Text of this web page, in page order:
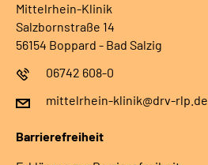
Zuweisende &
Selbsthilfegruppen
Mittelrhein-Klinik
Salzbornstraße 14
56154 Boppard - Bad Salzig
06742 608-0
mittelrhein-klinik@drv-rlp.de
Barrierefreiheit